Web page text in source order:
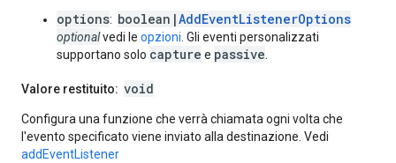
options: boolean|AddEventListenerOptions
optionalvedi le opzioni. Gli eventi personalizzati
supportano solo capture e passive.
Valore restituito: void
Configura una funzione che verrà chiamata ogni volta che
l'evento specificato viene inviato alla destinazione. Vedi
addEventListener